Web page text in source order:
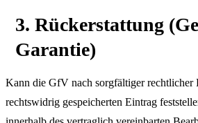
3. Rückerstattung
Garantie)
Kann die GfV nach sorgfältiger rechtlicher
rechtswidrig gespeicherten Eintrag